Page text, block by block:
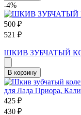
-4%
500 ₽
521 ₽
ШКИВ ЗУБЧАТЫЙ
В корзину
425 ₽
430 ₽